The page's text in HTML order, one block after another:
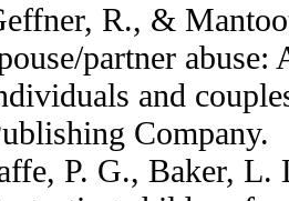
R., &
partner
and
Company.
P. G., Baker,